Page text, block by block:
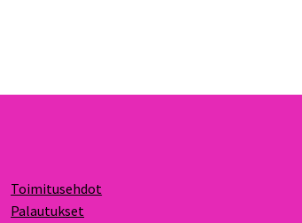
Toimitusehdot
Palautukset